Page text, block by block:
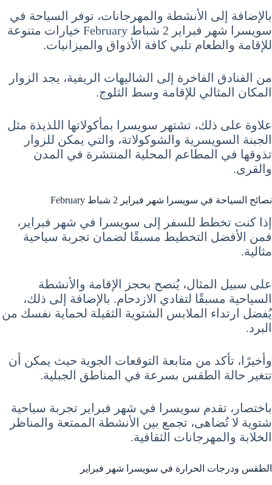
بالإضافة إلى الأنشطة والمهرجانات، توفر السياحة في
سويسرا شهر فبراير 2 شباط February خيارات متنوعة
للإقامة والطعام تلبي كافة الأذواق والميزانيات.
من الفنادق الفاخرة إلى الشاليهات الريفية، يجد الزوار
المكان المثالي للإقامة وسط الثلوج.
علاوة على ذلك، تشتهر سويسرا بمأكولاتها اللذيذة مثل
الجبنة السويسرية والشوكولاتة، والتي يمكن للزوار
تذوقها في المطاعم المحلية المنتشرة في المدن
والقرى.
نصائح السياحة في سويسرا شهر فبراير 2 شباط February
إذا كنت تخطط للسفر إلى سويسرا في شهر فبراير،
فمن الأفضل التخطيط مسبقًا لضمان تجربة سياحية
مثالية.
على سبيل المثال، يُنصح بحجز الإقامة والأنشطة
السياحية مسبقًا لتفادي الازدحام. بالإضافة إلى ذلك،
يُفضل ارتداء الملابس الشتوية الثقيلة لحماية نفسك من
البرد.
وأخيرًا، تأكد من متابعة التوقعات الجوية حيث يمكن أن
تتغير حالة الطقس بسرعة في المناطق الجبلية.
باختصار، تقدم سويسرا في شهر فبراير تجربة سياحية
شتوية لا تُضاهى، تجمع بين الأنشطة الممتعة والمناظر
الخلابة والمهرجانات الثقافية.
الطقس ودرجات الحرارة في سويسرا شهر فبراير